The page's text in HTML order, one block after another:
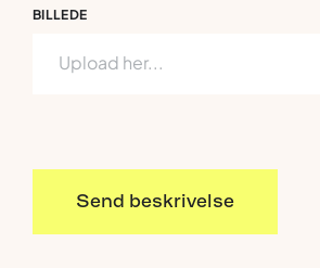
BILLEDE
Upload her...
Send beskrivelse